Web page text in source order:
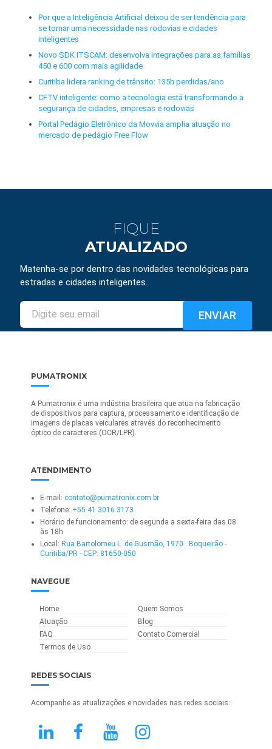
Por que a Inteligência Artificial deixou de ser tendência para
se tornar uma necessidade nas rodovias e cidades
inteligentes
Novo SDK ITSCAM: desenvolva integrações para as famílias
450 e 600 com mais agilidade
Curitiba lidera ranking de trânsito: 135h perdidas/ano
CFTV inteligente: como a tecnologia está transformando a
segurança de cidades, empresas e rodovias
Portal Pedágio Eletrônico da Movvia amplia atuação no
mercado de pedágio Free Flow
FIQUE
ATUALIZADO
Matenha-se por dentro das novidades tecnológicas para
estradas e cidades inteligentes.
PUMATRONIX
A Pumatronix é uma indústria brasileira que atua na fabricação
de dispositivos para captura, processamento e identificação de
imagens de placas veiculares através do reconhecimento
óptico de caracteres (OCR/LPR).
ATENDIMENTO
E-mail: contato@pumatronix.com.br
Telefone: +55 41 3016 3173
Horário de funcionamento: de segunda a sexta-feira das 08
às 18h
Local: Rua Bartolomeu L. de Gusmão, 1970 . Boqueirão -
Curitiba/PR - CEP: 81650-050
NAVEGUE
Home
Quem Somos
Atuação
Blog
FAQ
Contato Comercial
Termos de Uso
REDES SOCIAIS
Acompanhe as atualizações e novidades nas redes sociais: